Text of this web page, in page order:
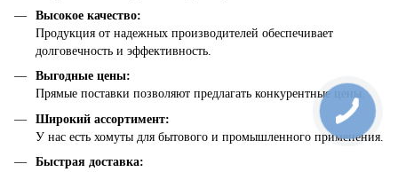
Высокое качество:
Продукция от надежных производителей обеспечивает
долговечность и эффективность.
Выгодные цены:
Прямые поставки позволяют предлагать конкурентные цены.
Широкий ассортимент:
У нас есть хомуты для бытового и промышленного применения.
Быстрая доставка: